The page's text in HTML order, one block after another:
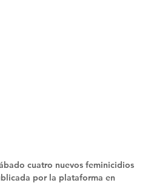
cuatro nuevos feminicidios
por la plataforma en